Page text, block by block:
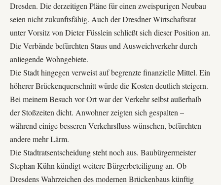
Dresden. Die derzeitigen Pläne für einen zweispurigen Neubau
seien nicht zukunftsfähig. Auch der Dresdner Wirtschaftsrat
unter Vorsitz von Dieter Füsslein schließt sich dieser Position an.
Die Verbände befürchten Staus und Ausweichverkehr durch
anliegende Wohngebiete.
Die Stadt hingegen verweist auf begrenzte finanzielle Mittel. Ein
höherer Brückenquerschnitt würde die Kosten deutlich steigern.
Bei meinem Besuch vor Ort war der Verkehr selbst außerhalb
der Stoßzeiten dicht. Anwohner zeigten sich gespalten –
während einige besseren Verkehrsfluss wünschen, befürchten
andere mehr Lärm.
Die Stadtratsentscheidung steht noch aus. Baubürgermeister
Stephan Kühn kündigt weitere Bürgerbeteiligung an. Ob
Dresdens Wahrzeichen des modernen Brückenbaus künftig